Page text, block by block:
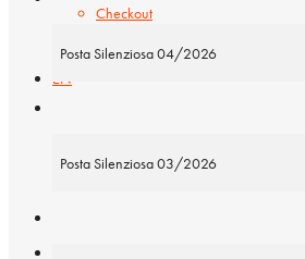
Checkout
EN
FR
Posta Silenziosa 04/2026
Posta Silenziosa 03/2026